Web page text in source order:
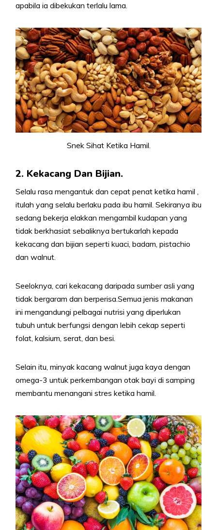
apabila ia dibekukan terlalu lama.
Snek Sihat Ketika Hamil.
2. Kekacang Dan Bijian.
Selalu rasa mengantuk dan cepat penat ketika hamil ,
itulah yang selalu berlaku pada ibu hamil. Sekiranya ibu
sedang bekerja elakkan mengambil kudapan yang
tidak berkhasiat sebaliknya bertukarlah kepada
kekacang dan bijian seperti kuaci, badam, pistachio
dan walnut.
Seeloknya, cari kekacang daripada sumber asli yang
tidak bergaram dan berperisa.Semua jenis makanan
ini mengandungi pelbagai nutrisi yang diperlukan
tubuh untuk berfungsi dengan lebih cekap seperti
folat, kalsium, serat, dan besi.
Selain itu, minyak kacang walnut juga kaya dengan
omega-3 untuk perkembangan otak bayi di samping
membantu menangani stres ketika hamil.